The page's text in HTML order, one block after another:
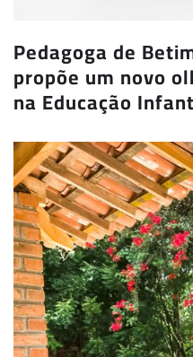
Pedagoga de
propõe um novo
na Educação